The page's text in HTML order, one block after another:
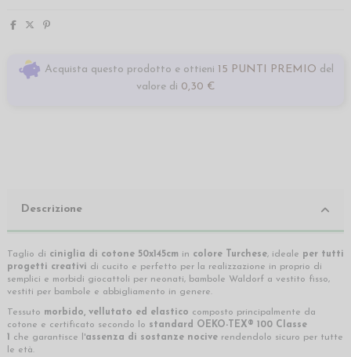
Acquista questo prodotto e ottieni 15 PUNTI PREMIO del
valore di 0,30 €
Descrizione
Taglio di ciniglia di cotone 50x145cm in colore Turchese, ideale per tutti
progetti creativi di cucito e perfetto per la realizzazione in proprio di
semplici e morbidi giocattoli per neonati, bambole Waldorf a vestito fisso,
vestiti per bambole e abbigliamento in genere.
Tessuto morbido, vellutato ed elastico composto principalmente da
cotone e certificato secondo lo standard OEKO-TEX® 100 Classe
1 che garantisce l'assenza di sostanze nocive rendendolo sicuro per tutte
le età.